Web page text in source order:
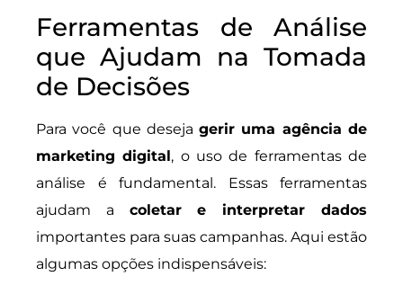
Ferramentas de Análise
que Ajudam na Tomada
de Decisões
Para você que desejagerir uma agência de
marketing digital, o uso de ferramentas de
análise é fundamental. Essas ferramentas
ajudam a coletar e interpretar dados
importantes para suas campanhas. Aqui estão
algumas opções indispensáveis: